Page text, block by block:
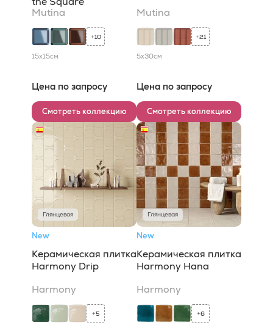
Mutina
+10
15x15см
Цена по запросу
Смотреть коллекцию
Mutina
+21
5x30см
Цена по запросу
Смотреть коллекцию
Глянцевая
New
Керамическая плитка
Harmony Drip
Harmony
+5
Глянцевая
New
Керамическая плитка
Harmony Hana
Harmony
+6